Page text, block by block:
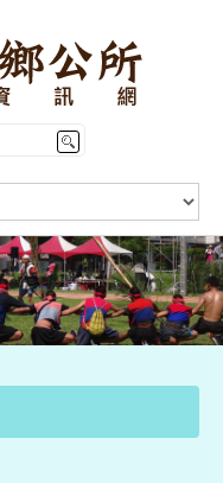
HOME
訊息公告
本鄉簡介
公所介紹
觀光導覽